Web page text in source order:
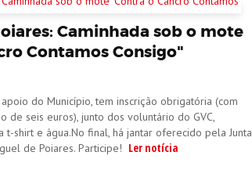
Caminhada sob o mote
Contamos Consigo"
do Município, tem inscrição obrigatória (com
de seis euros), junto dos voluntário do GVC,
t-shirt e água.No final, há jantar oferecido pela Junta
de Poiares. Participe! Ler notícia